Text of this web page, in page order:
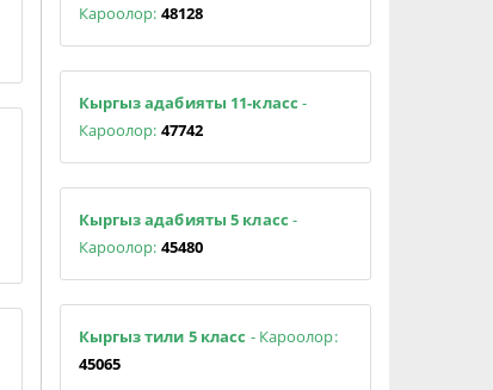
Кароолор: 48128
Кыргыз адабияты 11-класс -
Кароолор: 47742
Кыргыз адабияты 5 класс -
Кароолор: 45480
Кыргыз тили 5 класс - Кароолор:
45065